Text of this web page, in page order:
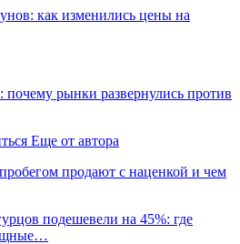
как изменились цены на
рынки развернулись против
Еще от автора
продают с наценкой и чем
подешевели на 45%: где